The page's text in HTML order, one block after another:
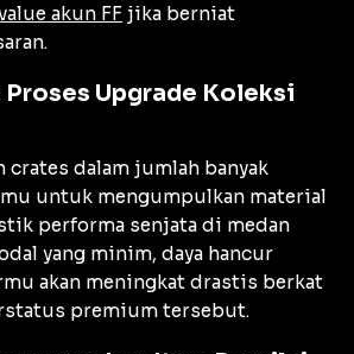
akun FF jika berniat
Upgrade Koleksi
crates dalam jumlah banyak
untuk mengumpulkan material
performa senjata di medan
yang minim, daya hancur
akan meningkat drastis berkat
premium tersebut.